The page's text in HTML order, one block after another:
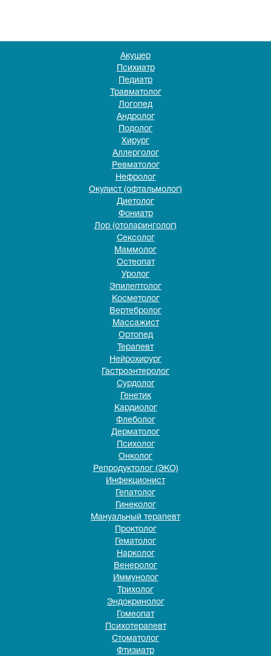
Акушер
Психиатр
Педиатр
Травматолог
Логопед
Андролог
Подолог
Хирург
Аллерголог
Ревматолог
Нефролог
Окулист (офтальмолог)
Диетолог
Фониатр
Лор (отоларинголог)
Сексолог
Маммолог
Остеопат
Уролог
Эпилептолог
Косметолог
Вертебролог
Массажист
Ортопед
Терапевт
Нейрохирург
Гастроэнтеролог
Сурдолог
Генетик
Кардиолог
Флеболог
Дерматолог
Психолог
Онколог
Репродуктолог (ЭКО)
Инфекционист
Гепатолог
Гинеколог
Мануальный терапевт
Проктолог
Гематолог
Нарколог
Венеролог
Иммунолог
Трихолог
Эндокринолог
Гомеопат
Психотерапевт
Стоматолог
Фтизиатр